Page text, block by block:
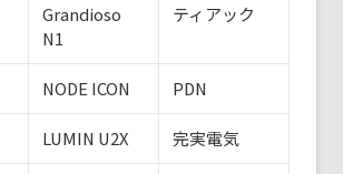
Grandioso
N1
ティアック
NODE ICON PDN
LUMIN U2X 完実電気